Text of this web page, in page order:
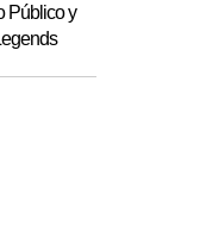
Público y